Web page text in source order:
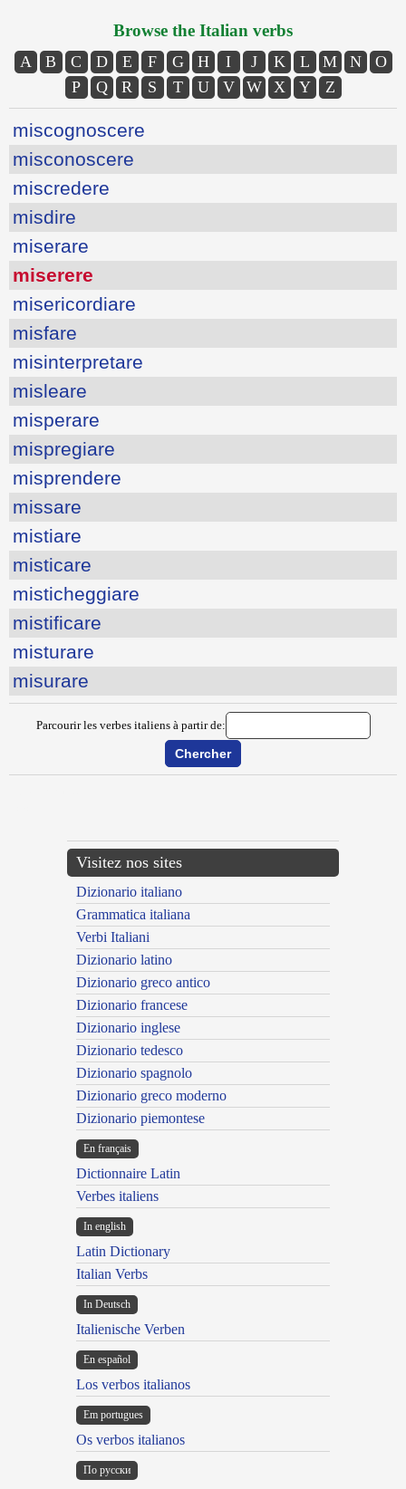
Browse the Italian verbs
A B C D E F G H I J K L M N
O
P
Q R S T U V W X Y Z
miscognoscere
misconoscere
miscredere
misdire
miserare
miserere
misericordiare
misfare
misinterpretare
misleare
misperare
mispregiare
misprendere
missare
mistiare
misticare
misticheggiare
mistificare
misturare
misurare
Parcourir les verbes italiens à partir de:
Visitez nos sites
Dizionario italiano
Grammatica italiana
Verbi Italiani
Dizionario latino
Dizionario greco antico
Dizionario francese
Dizionario inglese
Dizionario tedesco
Dizionario spagnolo
Dizionario greco moderno
Dizionario piemontese
En français
Dictionnaire Latin
Verbes italiens
In english
Latin Dictionary
Italian Verbs
In Deutsch
Italienische Verben
En español
Los verbos italianos
Em portugues
Os verbos italianos
По русски